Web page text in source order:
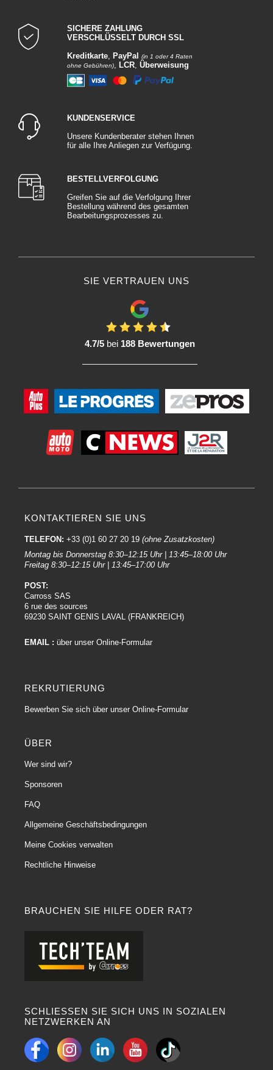
SICHERE ZAHLUNG
VERSCHLÜSSELT DURCH SSL
Kreditkarte, PayPal
(in 1 oder 4 Raten
ohne Gebühren), LCR, Überweisung
KUNDENSERVICE
Unsere Kundenberater stehen Ihnen
für alle Ihre Anliegen zur Verfügung.
BESTELLVERFOLGUNG
Greifen Sie auf die Verfolgung Ihrer
Bestellung während des gesamten
Bearbeitungsprozesses zu.
SIE VERTRAUEN UNS
4.7/5bei 188 Bewertungen
BRAUCHEN SIE HILFE ODER RAT?
SCHLIESSEN SIE SICH UNS IN SOZIALEN
NETZWERKEN AN
KONTAKTIEREN SIE UNS
TELEFON: +33 (0)1 60 27 20 19 (ohne Zusatzkosten)
Montag bis Donnerstag 8:30–12:15 Uhr | 13:45–18:00 Uhr
Freitag 8:30–12:15 Uhr | 13:45–17:00 Uhr
POST:
Carross SAS
6 rue des sources
69230 SAINT GENIS LAVAL (FRANKREICH)
EMAIL : über unser Online-Formular
REKRUTIERUNG
Bewerben Sie sich über unser Online-Formular
ÜBER
Wer sind wir?
Sponsoren
FAQ
Allgemeine Geschäftsbedingungen
Meine Cookies verwalten
Rechtliche Hinweise